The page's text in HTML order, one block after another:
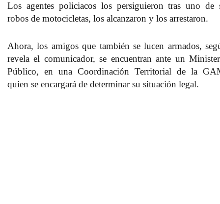
Los agentes policiacos los persiguieron tras uno de
robos de motocicletas, los alcanzaron y los arrestaron.
Ahora, los amigos que también se lucen armados,
revela el comunicador, se encuentran ante un
Público, en una Coordinación Territorial de la
quien se encargará de determinar su situación legal.